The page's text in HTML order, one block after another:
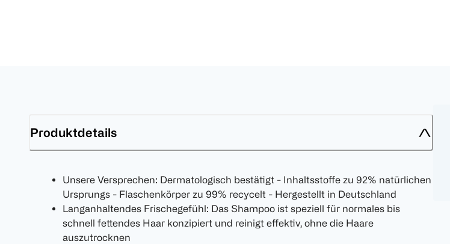
Produktdetails
Unsere Versprechen: Dermatologisch bestätigt - Inhaltsstoffe zu 92% natürlichen
Ursprungs - Flaschenkörper zu 99% recycelt - Hergestellt in Deutschland
Langanhaltendes Frischegefühl: Das Shampoo ist speziell für normales bis
schnell fettendes Haar konzipiert und reinigt effektiv, ohne die Haare
auszutrocknen